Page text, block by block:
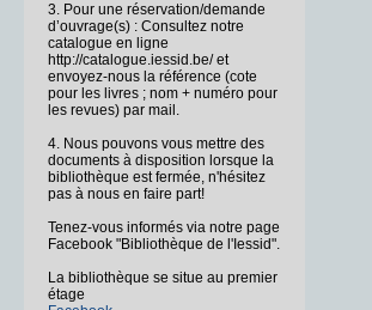
3. Pour une réservation/demande
d’ouvrage(s) : Consultez notre
catalogue en ligne
http://catalogue.iessid.be/ et
envoyez-nous la référence (cote
pour les livres ; nom + numéro pour
les revues) par mail.
4. Nous pouvons vous mettre des
documents à disposition lorsque la
bibliothèque est fermée, n'hésitez
pas à nous en faire part!
Tenez-vous informés via notre page
Facebook "Bibliothèque de l'Iessid".
La bibliothèque se situe au premier
étage